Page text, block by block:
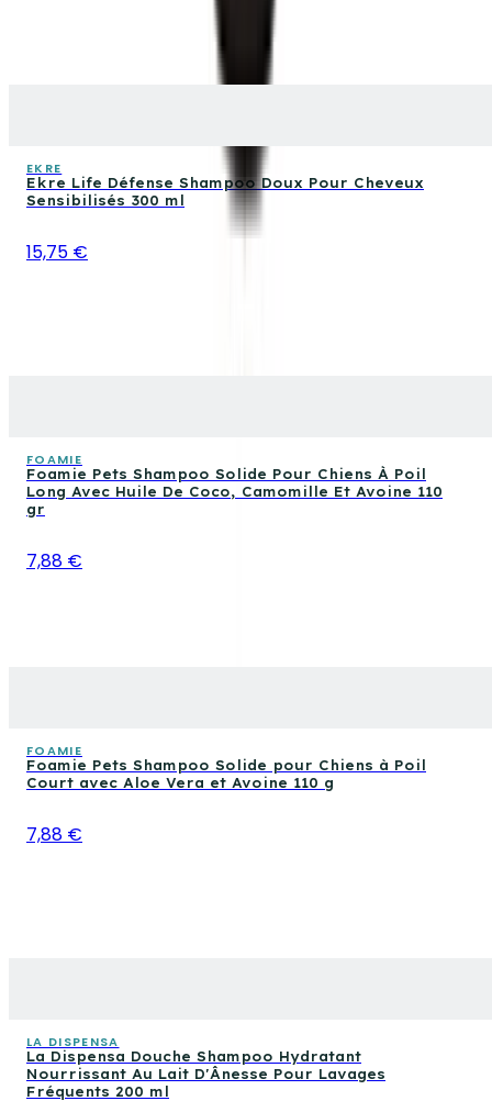
EKRE
Ekre Life Défense Shampoo Doux Pour Cheveux
Sensibilisés 300 ml
15,75 €
FOAMIE
Foamie Pets Shampoo Solide Pour Chiens À Poil
Long Avec Huile De Coco, Camomille Et Avoine 110
gr
7,88 €
FOAMIE
Foamie Pets Shampoo Solide pour Chiens à Poil
Court avec Aloe Vera et Avoine 110 g
7,88 €
LA DISPENSA
La Dispensa Douche Shampoo Hydratant
Nourrissant Au Lait D'Ânesse Pour Lavages
Fréquents 200 ml